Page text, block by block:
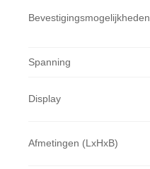
Bevestigingsmogelijkheden
Spanning
Display
Afmetingen (LxHxB)